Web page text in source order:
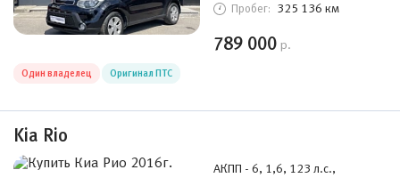
Пробег: 325 136 км
789 000 р.
Один владелец Оригинал ПТС
Kia Rio
АКПП - 6, 1,6, 123 л.с.,